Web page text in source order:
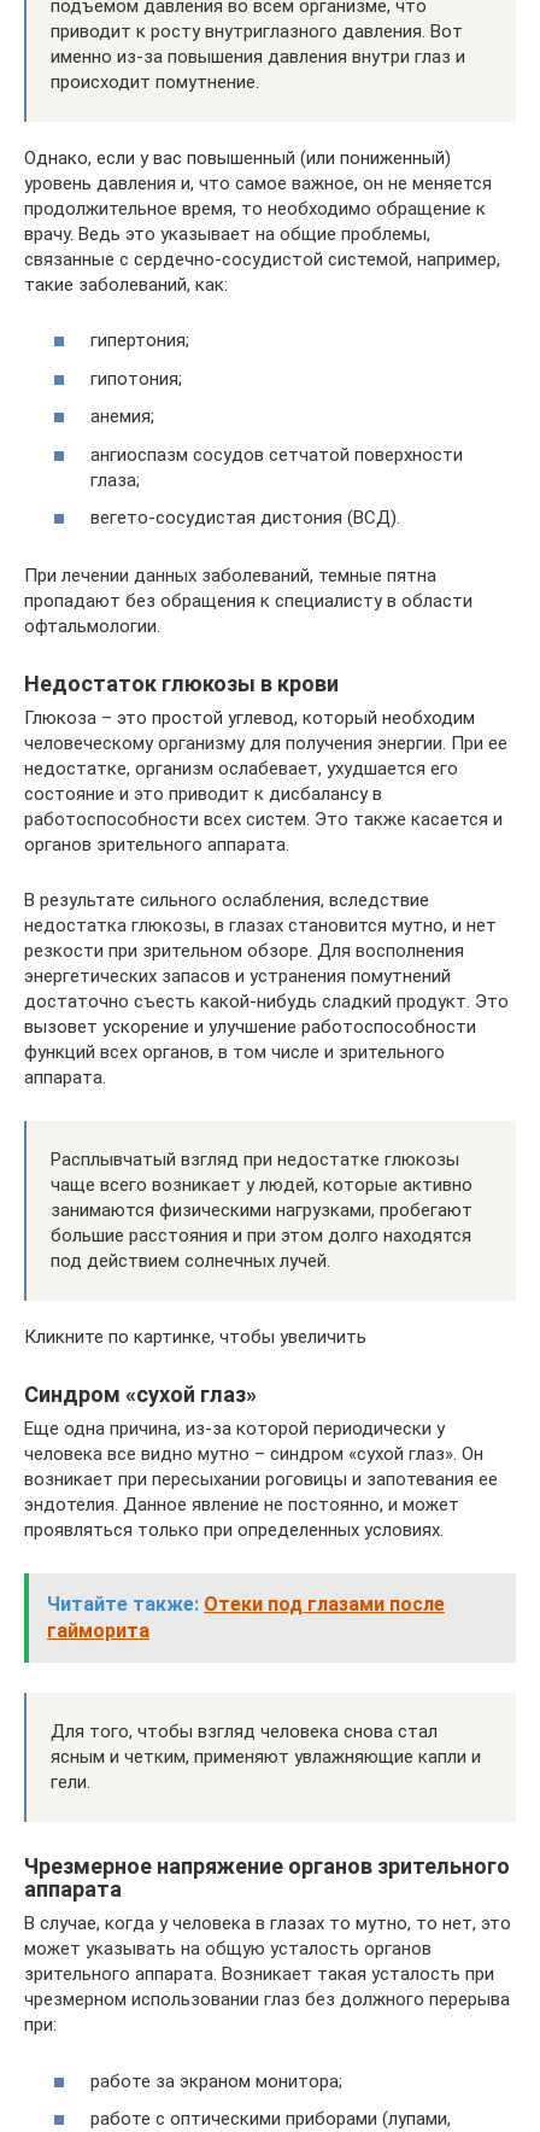
подъемом давления во всем организме, что
приводит к росту внутриглазного давления. Вот
именно из-за повышения давления внутри глаз и
происходит помутнение.
Однако, если у вас повышенный (или пониженный)
уровень давления и, что самое важное, он не меняется
продолжительное время, то необходимо обращение к
врачу. Ведь это указывает на общие проблемы,
связанные с сердечно-сосудистой системой, например,
такие заболеваний, как:
гипертония;
гипотония;
анемия;
ангиоспазм сосудов сетчатой поверхности
глаза;
вегето-сосудистая дистония (ВСД).
При лечении данных заболеваний, темные пятна
пропадают без обращения к специалисту в области
офтальмологии.
Недостаток глюкозы в крови
Глюкоза – это простой углевод, который необходим
человеческому организму для получения энергии. При ее
недостатке, организм ослабевает, ухудшается его
состояние и это приводит к дисбалансу в
работоспособности всех систем. Это также касается и
органов зрительного аппарата.
В результате сильного ослабления, вследствие
недостатка глюкозы, в глазах становится мутно, и нет
резкости при зрительном обзоре. Для восполнения
энергетических запасов и устранения помутнений
достаточно съесть какой-нибудь сладкий продукт. Это
вызовет ускорение и улучшение работоспособности
функций всех органов, в том числе и зрительного
аппарата.
Расплывчатый взгляд при недостатке глюкозы
чаще всего возникает у людей, которые активно
занимаются физическими нагрузками, пробегают
большие расстояния и при этом долго находятся
под действием солнечных лучей.
Кликните по картинке, чтобы увеличить
Синдром «сухой глаз»
Еще одна причина, из-за которой периодически у
человека все видно мутно – синдром «сухой глаз». Он
возникает при пересыхании роговицы и запотевания ее
эндотелия. Данное явление не постоянно, и может
проявляться только при определенных условиях.
Читайте также: Отеки под глазами после
гайморита
Для того, чтобы взгляд человека снова стал
ясным и четким, применяют увлажняющие капли и
гели.
Чрезмерное напряжение органов зрительного
аппарата
В случае, когда у человека в глазах то мутно, то нет, это
может указывать на общую усталость органов
зрительного аппарата. Возникает такая усталость при
чрезмерном использовании глаз без должного перерыва
при:
работе за экраном монитора;
работе с оптическими приборами (лупами,